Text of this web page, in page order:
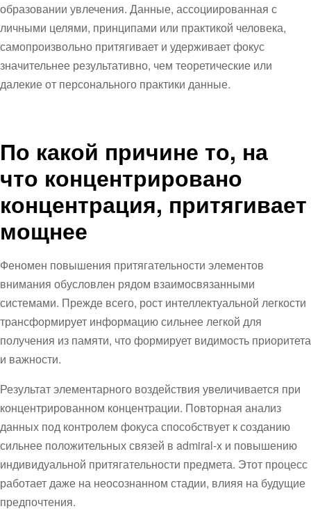
образовании увлечения. Данные, ассоциированная с
личными целями, принципами или практикой человека,
самопроизвольно притягивает и удерживает фокус
значительнее результативно, чем теоретические или
далекие от персонального практики данные.
По какой причине то, на
что концентрировано
концентрация, притягивает
мощнее
Феномен повышения притягательности элементов
внимания обусловлен рядом взаимосвязанными
системами. Прежде всего, рост интеллектуальной легкости
трансформирует информацию сильнее легкой для
получения из памяти, что формирует видимость приоритета
и важности.
Результат элементарного воздействия увеличивается при
концентрированном концентрации. Повторная анализ
данных под контролем фокуса способствует к созданию
сильнее положительных связей в admiral-x и повышению
индивидуальной притягательности предмета. Этот процесс
работает даже на неосознанном стадии, влияя на будущие
предпочтения.